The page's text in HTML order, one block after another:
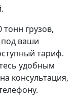
грузов,
ваши
тариф.
удобным
консультация,